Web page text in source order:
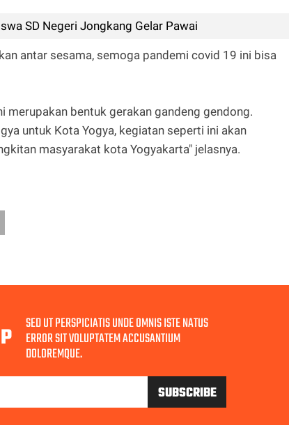
SD Negeri Jongkang Gelar Pawai
antar sesama, semoga pandemi covid 19 ini bisa
bentuk gerakan gandeng gendong.
untuk Kota Yogya, kegiatan seperti ini akan
masyarakat kota Yogyakarta" jelasnya.
SED UT PERSPICIATIS UNDE OMNIS ISTE NATUS
ERROR SIT VOLUPTATEM ACCUSANTIUM
DOLOREMQUE.